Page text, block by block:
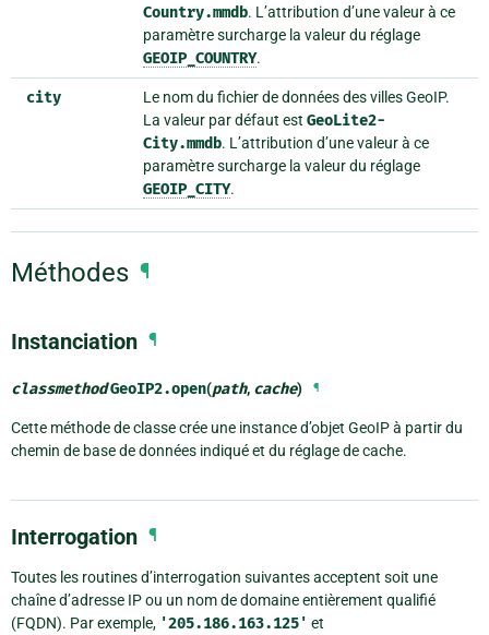
Country.mmdb. L’attribution d’une valeur à ce
paramètre surcharge la valeur du réglage
GEOIP_COUNTRY.
city
Le nom du fichier de données des villes GeoIP.
La valeur par défaut est GeoLite2-
City.mmdb. L’attribution d’une valeur à ce
paramètre surcharge la valeur du réglage
GEOIP_CITY.
Méthodes ¶
Instanciation ¶
classmethodGeoIP2.open(path, cache) ¶
Cette méthode de classe crée une instance d’objet GeoIP à partir du
chemin de base de données indiqué et du réglage de cache.
Interrogation ¶
Toutes les routines d’interrogation suivantes acceptent soit une
chaîne d’adresse IP ou un nom de domaine entièrement qualifié
(FQDN). Par exemple, '205.186.163.125' et